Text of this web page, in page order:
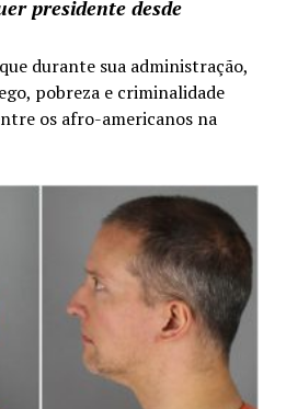
presidente desde
durante sua administração,
pobreza e criminalidade
os afro-americanos na